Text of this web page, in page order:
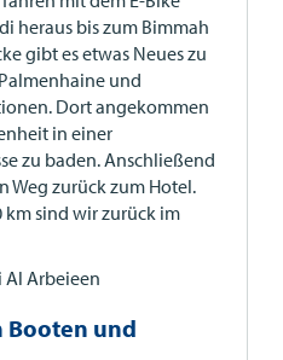
heraus bis zum Bimmah
gibt es etwas Neues zu
und
Dort angekommen
in einer
zu baden. Anschließend
Weg zurück zum Hotel.
km sind wir zurück im
Al Arbeieen
Booten und